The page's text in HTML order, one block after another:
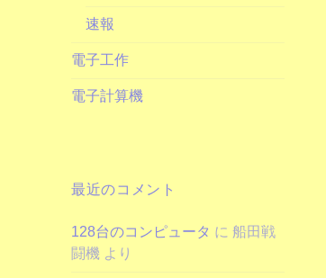
速報
電子工作
電子計算機
最近のコメント
128台のコンピュータ に船田戦
闘機 より